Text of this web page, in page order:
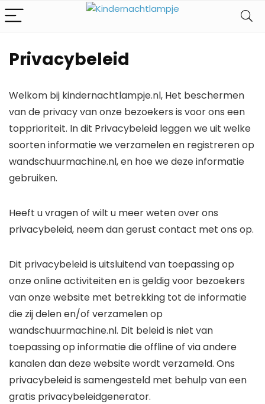
Privacybeleid
Welkom bij kindernachtlampje.nl, Het beschermen
van de privacy van onze bezoekers is voor ons een
topprioriteit. In dit Privacybeleid leggen we uit welke
soorten informatie we verzamelen en registreren op
wandschuurmachine.nl, en hoe we deze informatie
gebruiken.
Heeft u vragen of wilt u meer weten over ons
privacybeleid, neem dan gerust contact met ons op.
Dit privacybeleid is uitsluitend van toepassing op
onze online activiteiten en is geldig voor bezoekers
van onze website met betrekking tot de informatie
die zij delen en/of verzamelen op
wandschuurmachine.nl. Dit beleid is niet van
toepassing op informatie die offline of via andere
kanalen dan deze website wordt verzameld. Ons
privacybeleid is samengesteld met behulp van een
gratis privacybeleidgenerator.